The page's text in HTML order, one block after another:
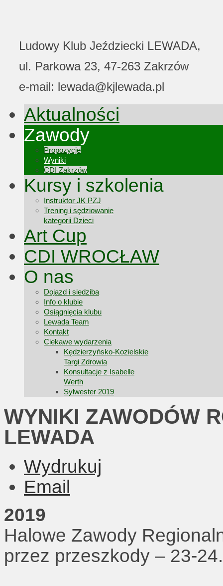
Ludowy Klub Jeździecki LEWADA,
ul. Parkowa 23, 47-263 Zakrzów
e-mail: lewada@kjlewada.pl
Aktualności
Zawody
Propozycje
Wyniki
CDI Zakrzów
Kursy i szkolenia
Instruktor JK PZJ
Trening i sędziowanie
kategorii Dzieci
Art Cup
CDI WROCŁAW
O nas
Dojazd i siedziba
Info o klubie
Osiągnięcia klubu
Lewada Team
Kontakt
Ciekawe wydarzenia
Kędzierzyńsko-Kozielskie
Targi Zdrowia
Konsultacje z Isabelle
Werth
Sylwester 2019
WYNIKI ZAWODÓW
LEWADA
Wydrukuj
Email
2019
Halowe Zawody
przez przeszkody – 23-